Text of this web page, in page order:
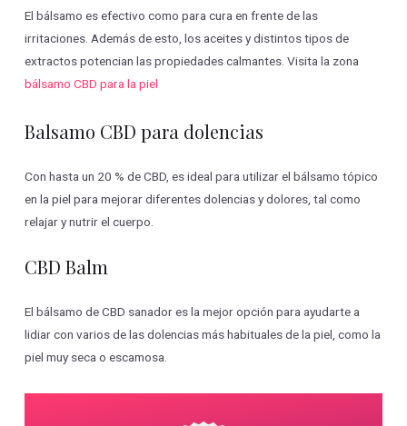
El bálsamo es efectivo como para cura en frente de las
irritaciones. Además de esto, los aceites y distintos tipos de
extractos potencian las propiedades calmantes. Visita la zona
bálsamo CBD para la piel
Balsamo CBD para dolencias
Con hasta un 20 % de CBD, es ideal para utilizar el bálsamo tópico
en la piel para mejorar diferentes dolencias y dolores, tal como
relajar y nutrir el cuerpo.
CBD Balm
El bálsamo de CBD sanador es la mejor opción para ayudarte a
lidiar con varios de las dolencias más habituales de la piel, como la
piel muy seca o escamosa.